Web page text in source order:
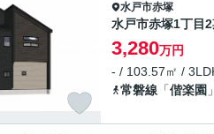
水戸市赤塚
水戸市赤塚1丁
3,280万円
- / 103.57㎡ /
常磐線 「偕楽園